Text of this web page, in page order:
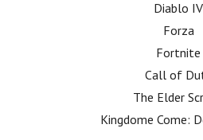
Diablo IV
Forza
Fortnite
Call of
The Elder
Kingdome Come: